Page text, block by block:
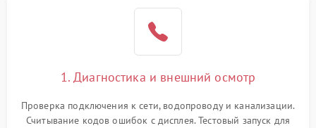
1. Диагностика и внешний осмотр
Проверка подключения к сети, водопроводу и канализации.
Считывание кодов ошибок с дисплея. Тестовый запуск для